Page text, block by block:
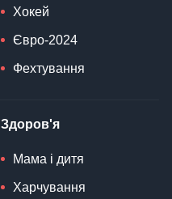
Хокей
Євро-2024
Фехтування
Здоров'я
Мама і дитя
Харчування